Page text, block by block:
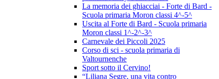
La memoria dei ghiacciai - Forte di Bard -
Scuola primaria Moron classi 4^-5^
Uscita al Forte di Bard - Scuola primaria
Moron classi 1^-2^-3^
Carnevale dei Piccoli 2025
Corso di sci - scuola primaria di
Valtournenche
Sport sotto il Cervino!
“Liliana Segre, una vita contro